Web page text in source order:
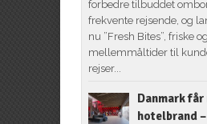
forbedre tilbuddet
frekvente rejsende, og
nu ”Fresh Bites”, friske
mellemmåltider til
rejser...
Danmark får
hotelbrand